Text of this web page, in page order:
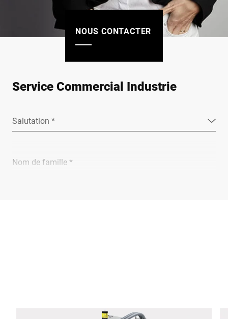
NOUS CONTACTER
Service Commercial Industrie
Salutation *
Nom de famille *